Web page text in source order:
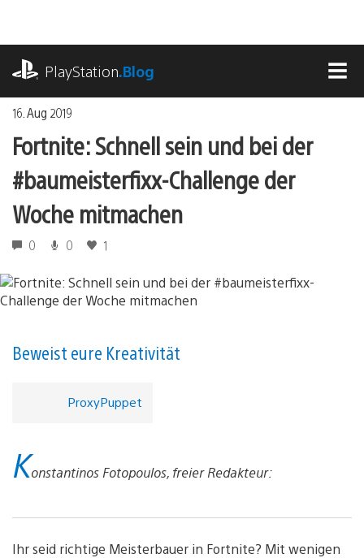
springen
PlayStation.Blog
16. Aug 2019
Fortnite: Schnell sein und bei der
#baumeisterfixx-Challenge der
Woche mitmachen
0 0 1
Beweist eure Kreativität
ProxyPuppet
Konstantinos Fotopoulos, freier Redakteur:
Ihr seid richtige Meisterbauer in Fortnite? Mit wenigen